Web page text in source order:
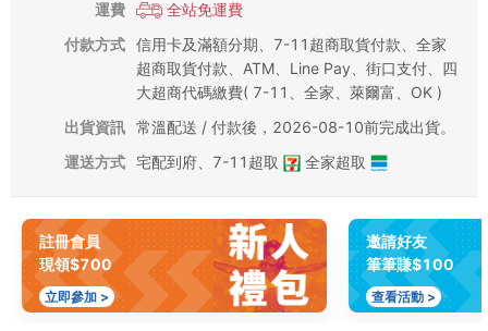
運費
全站免運費
付款方式 信用卡及滿額分期、7-11超商取貨付款、全家
超商取貨付款、ATM、Line Pay、街口支付、四
大超商代碼繳費( 7-11、全家、萊爾富、OK )
出貨資訊 常溫配送 / 付款後，2026-08-10前完成出貨。
運送方式 宅配到府 7-11超取 全家超取
註冊會員
現領$700
立即參加 >
邀請好友
筆筆賺$100
查看活動 >